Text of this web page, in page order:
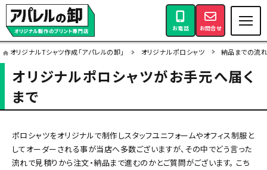
お電話 お問合せ
オリジナルTシャツ作成「アパレルの卸」 オリジナルポロシャツ 納品までの流
オリジナルポロシャツがお手元へ届く
まで
ポロシャツをオリジナルで制作しスタッフユニフォームやオフィス制服と
してオーダーされる事が当店へ多数ございますが、その中でどう言った
流れで見積りから注文・納品まで進むのかとご質問がございます。 こち